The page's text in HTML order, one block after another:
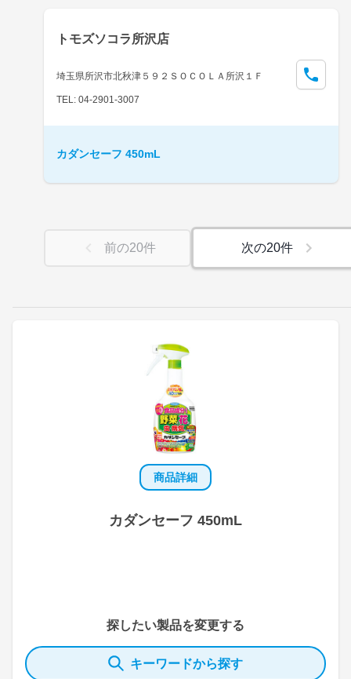
商品詳細
カダンセーフ 450mL
探したい製品を変更する
キーワードから探す
トモズソコラ所沢店
埼玉県所沢市北秋津５９２ＳＯＣＯＬＡ所沢１Ｆ
TEL: 04-2901-3007
カダンセーフ 450mL
前の20件 次の20件